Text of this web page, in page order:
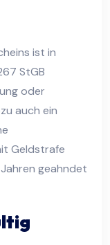
ist in
StGB
oder
auch ein
Geldstrafe
geahndet